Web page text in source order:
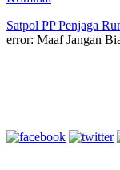
Satpol PP Penjaga
error: Maaf Jangan